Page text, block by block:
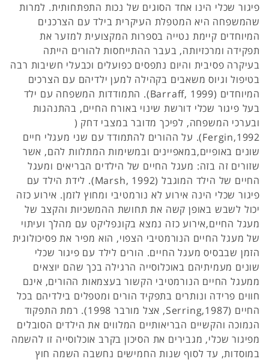
פיגור שכלי הינו אחד הסוגים של נכות התפתחותית. למרות
שהמשפחה היא המטפלת העיקרית בילד עם הצרכנים
המיוחדים קיימת נטייה בספרות המקצועית למזער את
תפקידה ומרכזיותה, בעבר ההתייחסות להורים הייתה
בעיקרה פסיבית והיום נתפסים כפועלים וכבעלי חשיבות רבה
בטיפול וגיוס משאבים בקהילה למען ילדיהם עם הצרכים
המיוחדים (Barraff, 1999). התמודדות המשפחה עם ילד
בעל פיגור שכלי דורשת שינוי באורח החיים, בהתנהגות
ובערכי המשפחה, לפיכך מדובר במצבי דחק (
Fergin,1992). על ההורים להתמודד עם שני מעגלי חיים
שונים באופיים,במאפיינים ובמשימות המתלוות להם, אשר
שזורים זה בזה: מעגל החיים של הילדים הבריאים ומעגל
החיים של הילד המוגבל (Marsh, 1992). לידת הילד עם
פיגור שכלי הינה אירוע לא נורמטיבי ומחוץ לזמן. אירוע כזה
יכול לשבש באופן קשה את תחושת ההמשכיות והקצב של
מעגל החיים,אירוע כזה נמצא בקונפליקט עם מהלך ועיתוי
של מעגל החיים הנורמטיבי הצפוי, הוא מפיר את פסיכולוגית
הזמן שבבסיס מעגל החיים. הורים לילד עם פיגור שכלי
שונים מעמיתיהם באוכלוסייה הרגילה בכך שהם יוצאים
ממעגל החיים הנורמטיבי הקשור בעצמאות ההורים, אינם
חווים פרידה ונותרים בתפקיד הורים ומטפלים בילדיהם בכל
החיים (Serring,1987, אצל מורבר 1998). רמת התפקוד
הנמוכה והקשיים הבריאותיים המלווים את הילדים הסובלים
מפיגור שכלי, מגבירים את הסיכון בקרב אוכלוסייה זו להשמה
במוסדות, עד לסוף שנות החמישים נחשבה השמה חוץ